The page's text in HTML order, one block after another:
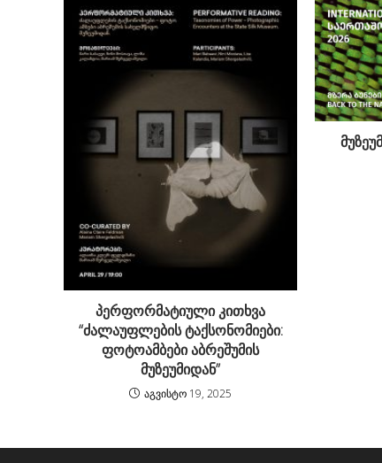
პერფორმატიული კითხვა
“ძალაუფლების ტაქსონომიები:
ფოტოამბები აბრეშუმის
მუზეუმიდან”
აგვისტო 19, 2025